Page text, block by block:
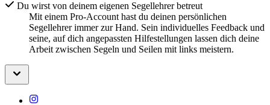
Du wirst von deinem eigenen Segellehrer betreut
Mit einem Pro-Account hast du deinen persönlichen
Segellehrer immer zur Hand. Sein individuelles Feedback und
seine, auf dich angepassten Hilfestellungen lassen dich deine
Arbeit zwischen Segeln und Seilen mit links meistern.